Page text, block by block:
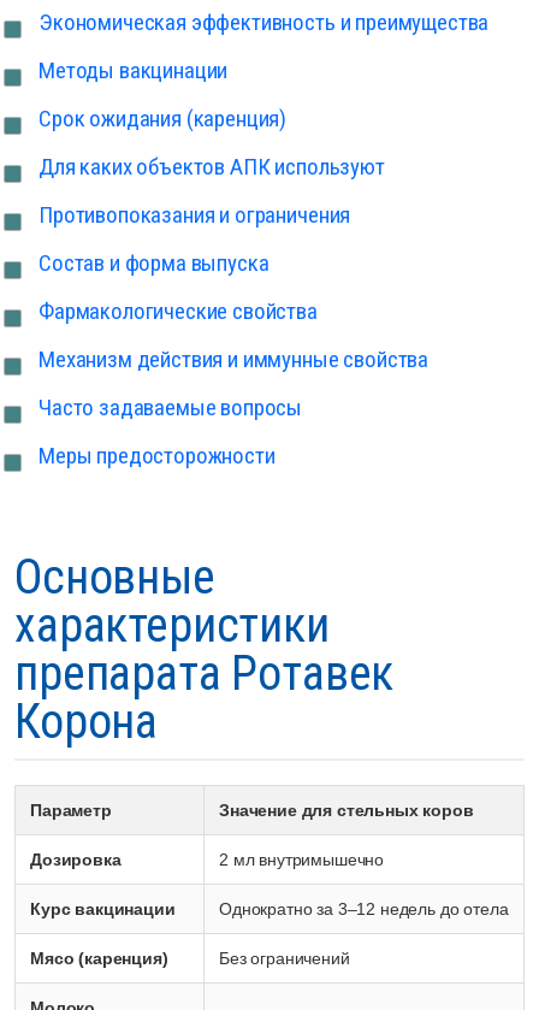
Экономическая эффективность и преимущества
Методы вакцинации
Срок ожидания (каренция)
Для каких объектов АПК используют
Противопоказания и ограничения
Состав и форма выпуска
Фармакологические свойства
Механизм действия и иммунные свойства
Часто задаваемые вопросы
Меры предосторожности
Основные
характеристики
препарата Ротавек
Корона
Параметр Значение для стельных коров
Дозировка 2 мл внутримышечно
Курс вакцинации Однократно за 3–12 недель до отела
Мясо (каренция) Без ограничений